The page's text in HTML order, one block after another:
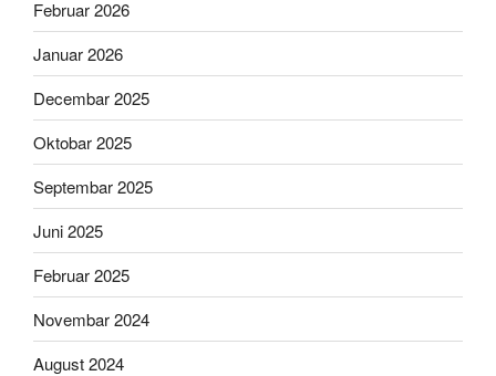
Februar 2026
Januar 2026
Decembar 2025
Oktobar 2025
Septembar 2025
Juni 2025
Februar 2025
Novembar 2024
August 2024